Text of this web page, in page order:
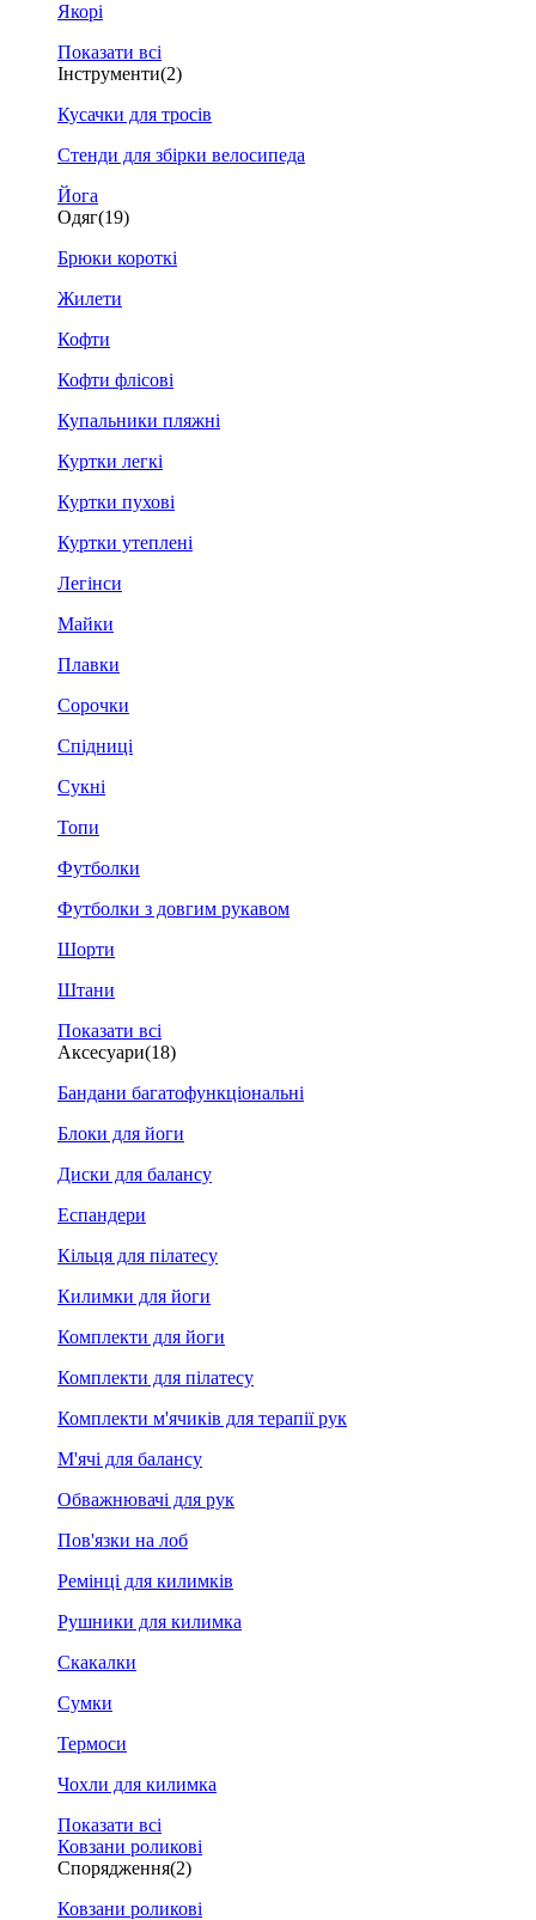
Якорі
Показати всі
Інструменти(2)
Кусачки для тросів
Стенди для збірки велосипеда
Йога
Одяг(19)
Брюки короткі
Жилети
Кофти
Кофти флісові
Купальники пляжні
Куртки легкі
Куртки пухові
Куртки утеплені
Легінси
Майки
Плавки
Сорочки
Спідниці
Сукні
Топи
Футболки
Футболки з довгим рукавом
Шорти
Штани
Показати всі
Аксесуари(18)
Бандани багатофункціональні
Блоки для йоги
Диски для балансу
Еспандери
Кільця для пілатесу
Килимки для йоги
Комплекти для йоги
Комплекти для пілатесу
Комплекти м'ячиків для терапії рук
М'ячі для балансу
Обважнювачі для рук
Пов'язки на лоб
Ремінці для килимків
Рушники для килимка
Скакалки
Сумки
Термоси
Чохли для килимка
Показати всі
Ковзани роликові
Спорядження(2)
Ковзани роликові